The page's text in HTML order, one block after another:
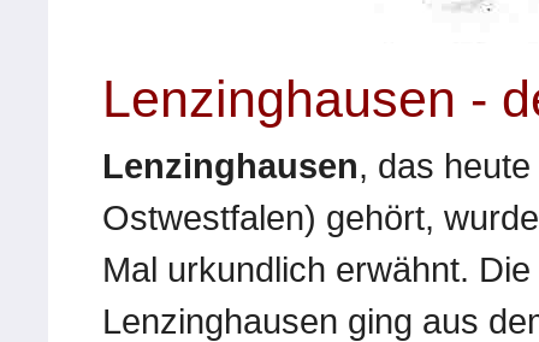
Lenzinghausen -
Lenzinghausen, das
Ostwestfalen) gehört,
Mal urkundlich erwähnt.
Lenzinghausen ging aus